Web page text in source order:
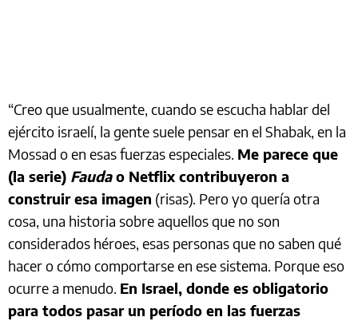
“Creo que usualmente, cuando se escucha hablar del
ejército israelí, la gente suele pensar en el Shabak, en la
Mossad o en esas fuerzas especiales. Me parece que
(la serie) Faudao Netflix contribuyeron a
construir esa imagen (risas). Pero yo quería otra
cosa, una historia sobre aquellos que no son
considerados héroes, esas personas que no saben qué
hacer o cómo comportarse en ese sistema. Porque eso
ocurre a menudo. En Israel, donde es obligatorio
para todos pasar un período en las fuerzas